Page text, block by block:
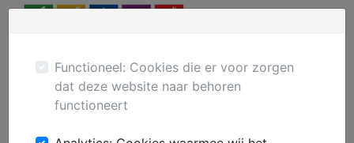
Plaats gratis advertentie